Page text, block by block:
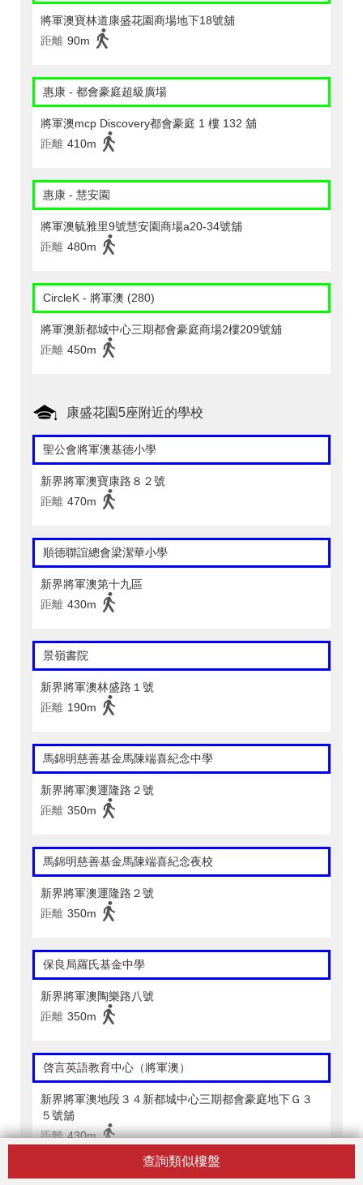
查詢類似樓盤
將軍澳寶林道康盛花園商場地下18號舖
距離 90m
惠康 - 都會豪庭超級廣場
將軍澳mcp Discovery都會豪庭 1 樓 132 舖
距離 410m
惠康 - 慧安園
將軍澳毓雅里9號慧安園商場a20-34號舖
距離 480m
CircleK - 將軍澳 (280)
將軍澳新都城中心三期都會豪庭商場2樓209號舖
距離 450m
康盛花園5座附近的學校
聖公會將軍澳基德小學
新界將軍澳寶康路８２號
距離 470m
順德聯誼總會梁潔華小學
新界將軍澳第十九區
距離 430m
景嶺書院
新界將軍澳林盛路１號
距離 190m
馬錦明慈善基金馬陳端喜紀念中學
新界將軍澳運隆路２號
距離 350m
馬錦明慈善基金馬陳端喜紀念夜校
新界將軍澳運隆路２號
距離 350m
保良局羅氏基金中學
新界將軍澳陶樂路八號
距離 350m
啓言英語教育中心（將軍澳）
新界將軍澳地段３４新都城中心三期都會豪庭地下Ｇ３
５號舖
距離 430m